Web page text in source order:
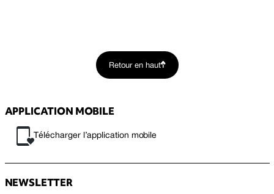
Retour en haut
APPLICATION MOBILE
Télécharger l’application mobile
NEWSLETTER